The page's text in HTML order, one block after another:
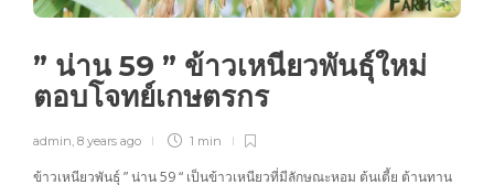
” น่าน 59 ” ข้าวเหนียวพันธุ์ใหม่
ตอบโจทย์เกษตรกร
admin, 8 years ago 1 min
ข้าวเหนียวพันธุ์ ” น่าน 59 “ เป็นข้าวเหนียวที่มีลักษณะหอม ต้นเตี้ย ต้านทาน